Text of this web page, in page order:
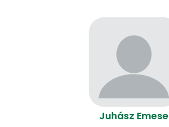
Juhász Emese